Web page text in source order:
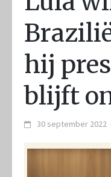
hij
blijft
30 september 2022